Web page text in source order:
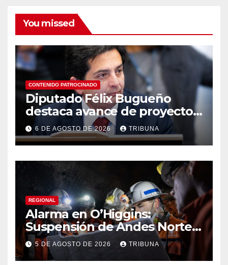
You missed
CONTENIDO PATROCINADO
Diputado Félix Bugueño
destaca avance de proyecto
para fortalecer la detección
temprana del cáncer de
tiroides
6 DE AGOSTO DE 2026 TRIBUNA
REGIONAL
Alarma en O’Higgins:
Suspensión de Andes Norte
golpea con fuerza el empleo
y la economía regional
5 DE AGOSTO DE 2026 TRIBUNA